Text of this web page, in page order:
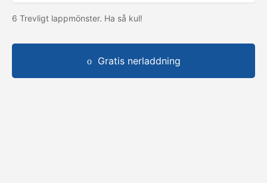
6 Trevligt lappmönster. Ha så kul!
Gratis nerladdning